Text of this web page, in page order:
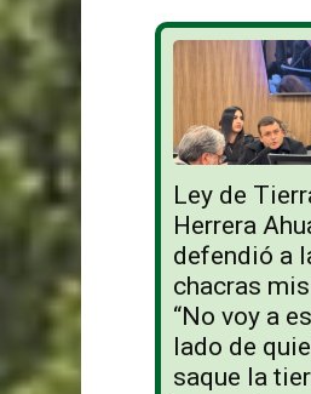
Ley de
Herrera
defendió a
chacras
“No voy a
lado de
saque la